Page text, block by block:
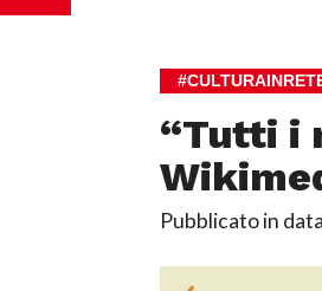
“Tutti i
Pubblicato in data